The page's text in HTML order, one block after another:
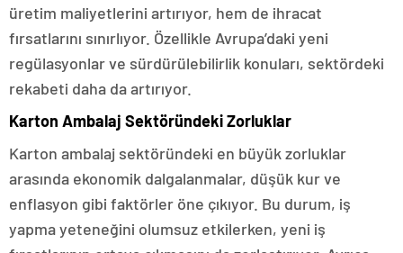
üretim maliyetlerini artırıyor, hem de ihracat
fırsatlarını sınırlıyor. Özellikle Avrupa’daki yeni
regülasyonlar ve sürdürülebilirlik konuları, sektördeki
rekabeti daha da artırıyor.
Karton Ambalaj Sektöründeki Zorluklar
Karton ambalaj sektöründeki en büyük zorluklar
arasında ekonomik dalgalanmalar, düşük kur ve
enflasyon gibi faktörler öne çıkıyor. Bu durum, iş
yapma yeteneğini olumsuz etkilerken, yeni iş